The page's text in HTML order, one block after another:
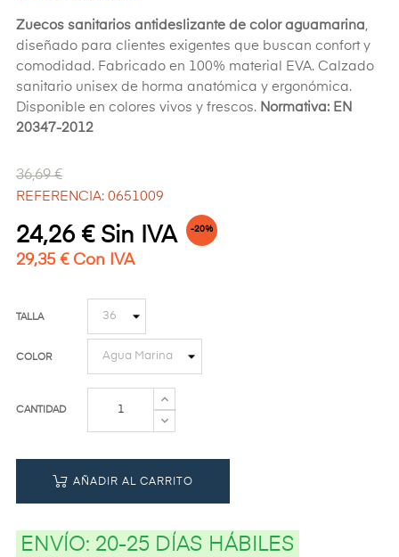
Zuecos sanitarios antideslizante de color aguamarina,
diseñado para clientes exigentes que buscan confort y
comodidad. Fabricado en 100% material EVA. Calzado
sanitario unisex de horma anatómica y ergonómica.
Disponible en colores vivos y frescos. Normativa: EN
20347-2012
36,69 €
REFERENCIA: 0651009
24,26 € Sin IVA -20%
29,35 € Con IVA
TALLA
COLOR
CANTIDAD
AÑADIR AL CARRITO
ENVÍO: 20-25 DÍAS HÁBILES